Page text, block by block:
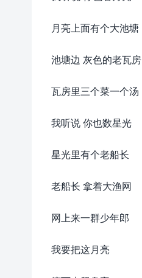
月亮上面有个大池塘
池塘边 灰色的老瓦房
瓦房里三个菜一个汤
我听说 你也数星光
星光里有个老船长
老船长 拿着大渔网
网上来一群少年郎
我要把这月亮